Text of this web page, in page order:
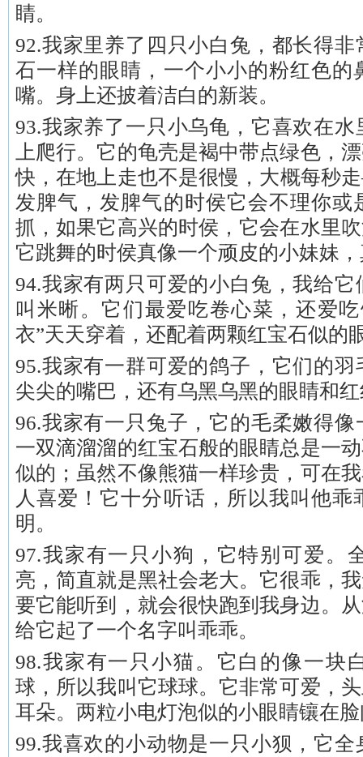
睛。
92.我家里养了四只小白兔，都长得
石一样的眼睛，一个小小的粉红色的
嘴。身上还披着洁白的新装。
93.我家养了一只小乌龟，它喜欢在
上爬行。它的龟壳是褐中带点绿色，
快，在地上走也不是很慢，大概每秒
发脾气，发脾气的时侯它会不理你或
抓，如果它高兴的时侯，它会在水里
它跳舞的时侯真像一个顽皮的小妹妹
94.我家有两只可爱的小白兔，我给
叫米晰。它们最爱吃卷心菜，还爱
衣”天天穿着，还配着两颗红宝石似的
95.我家有一群可爱的鸽子，它们的
尖尖的嘴巴，还有乌黑乌黑的眼睛和
96.我家有一只兔子，它的毛柔嫩得
一双滴溜溜的红宝石般的眼睛总是一
似的；虽然不像熊猫一样珍贵，可在
人喜爱！它十分听话，所以我叫他
明。
97.我家有一只小狗，它特别可爱。
亮，简直就是黑社会老大。它很乖，
要它能听到，就会很快跑到我身边。
给它起了一个名字叫乖乖。
98.我家有一只小猫。它白的像一块
球，所以我叫它球球。它非常可爱，
耳朵。两粒小电灯泡似的小眼睛镶在
99.我喜欢的小动物是一只小狈，它